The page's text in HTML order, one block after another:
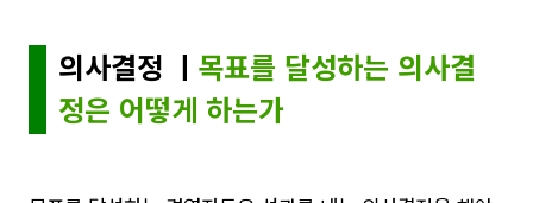
의사결정 ㅣ 목표를 달성하는 의사결
정은 어떻게 하는가